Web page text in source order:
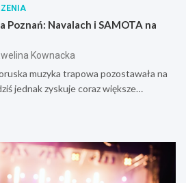
Poznań: Navalach i SAMOTA na
Kownacka
muzyka trapowa pozostawała na
jednak zyskuje coraz większe…